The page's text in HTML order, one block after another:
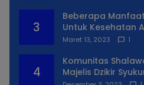
3
Beberapa
Untuk Kesehatan
Maret 13, 2023 1
4
Komunitas
Majelis Dzikir